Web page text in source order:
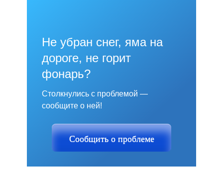
Не убран снег, яма на
дороге, не горит
фонарь?
Столкнулись с проблемой —
сообщите о ней!
Сообщить о проблеме